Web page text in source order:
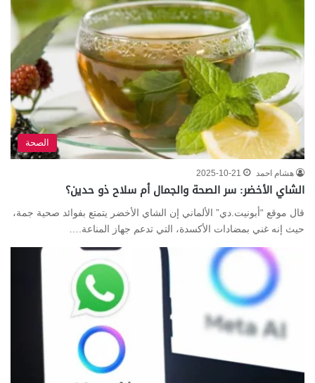
الصحة
هشام احمد 2025-10-21
الشاي الأخضر: سر الصحة والجمال أم سلاح ذو حدين؟
قال موقع “أبونيت.دي” الألماني إن الشاي ‫الأخضر يتمتع بفوائد صحية جمة،
حيث إنه غني بمضادات الأكسدة، التي تدعم ‫جهاز المناعة.…